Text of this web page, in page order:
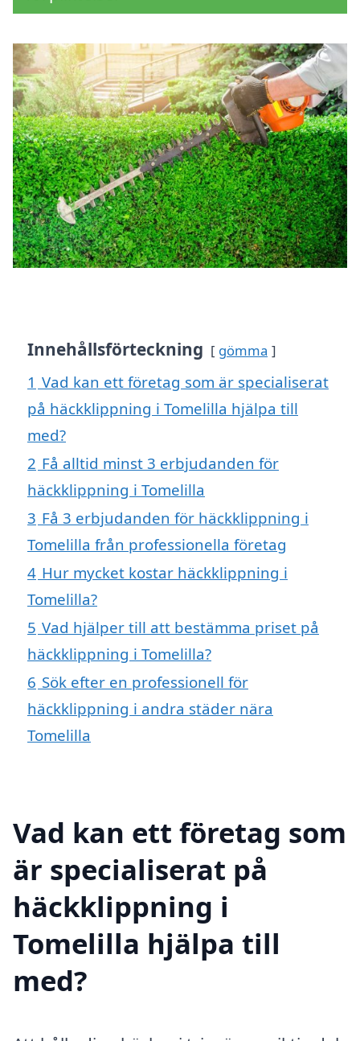
Innehållsförteckning gömma
1 Vad kan ett företag som är specialiserat
på häckklippning i Tomelilla hjälpa till
med?
2 Få alltid minst 3 erbjudanden för
häckklippning i Tomelilla
3 Få 3 erbjudanden för häckklippning i
Tomelilla från professionella företag
4 Hur mycket kostar häckklippning i
Tomelilla?
5 Vad hjälper till att bestämma priset på
häckklippning i Tomelilla?
6 Sök efter en professionell för
häckklippning i andra städer nära
Tomelilla
Vad kan ett företag som
är specialiserat på
häckklippning i
Tomelilla hjälpa till
med?